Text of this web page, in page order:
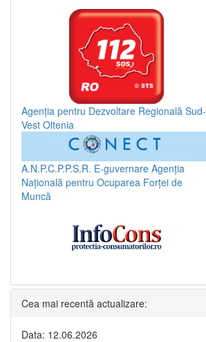
Agenția pentru Dezvoltare Regională Sud-
Vest Oltenia
A.N.P.C.P.P.S.R. E-guvernare Agenția
Națională pentru Ocuparea Forței de
Muncă
Cea mai recentă actualizare:
Data: 12.06.2026